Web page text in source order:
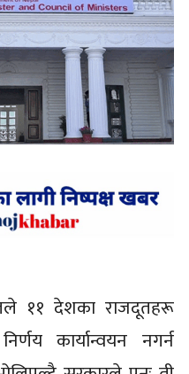
११ देशका राजदूतहरू
कार्यान्वयन नगर्न